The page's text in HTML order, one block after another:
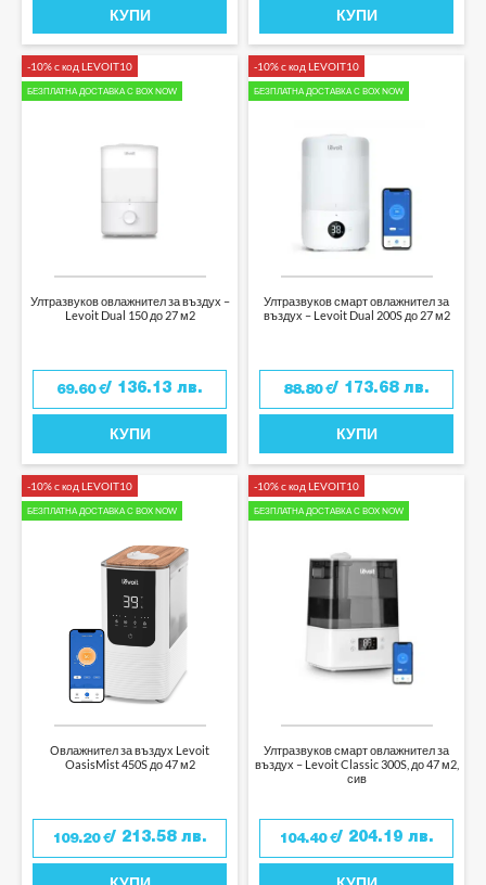
КУПИ КУПИ
-10% с код LEVOIT10
БЕЗПЛАТНА ДОСТАВКА С BOX NOW
Ултразвуков овлажнител за въздух –
Levoit Dual 150 до 27 м2
69.60€/ 136.13 лв.
КУПИ
-10% с код LEVOIT10
БЕЗПЛАТНА ДОСТАВКА С BOX NOW
Ултразвуков смарт овлажнител за
въздух – Levoit Dual 200S до 27 м2
88.80€/ 173.68 лв.
КУПИ
-10% с код LEVOIT10
БЕЗПЛАТНА ДОСТАВКА С BOX NOW
Овлажнител за въздух Levoit
OasisMist 450S до 47 м2
109.20€/ 213.58 лв.
-10% с код LEVOIT10
БЕЗПЛАТНА ДОСТАВКА С BOX NOW
Ултразвуков смарт овлажнител за
въздух – Levoit Classic 300S, до 47 м2,
сив
104.40€/ 204.19 лв.